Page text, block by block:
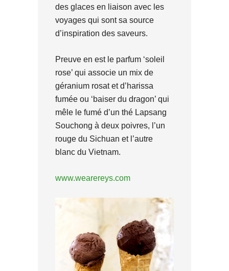
des glaces en liaison avec les
voyages qui sont sa source
d’inspiration des saveurs.
Preuve en est le parfum ‘soleil
rose’ qui associe un mix de
géranium rosat et d’harissa
fumée ou ‘baiser du dragon’ qui
mêle le fumé d’un thé Lapsang
Souchong à deux poivres, l’un
rouge du Sichuan et l’autre
blanc du Vietnam.
www.wearereys.com